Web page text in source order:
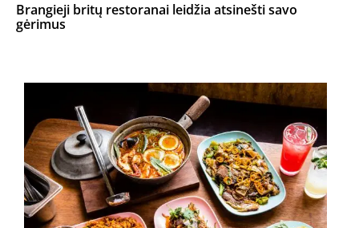
Brangieji britų restoranai leidžia atsinešti savo
gėrimus